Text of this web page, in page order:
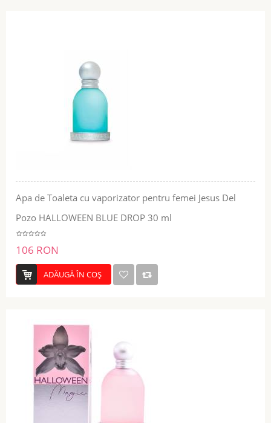
Apa de Toaleta cu vaporizator pentru femei Jesus Del
Pozo HALLOWEEN BLUE DROP 30 ml
106 RON
ADĂUGĂ ÎN COŞ